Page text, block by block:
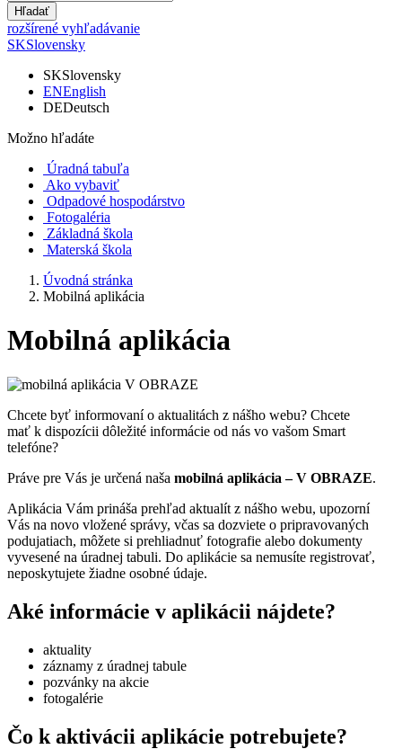
Hľadať
rozšírené vyhľadávanie
SKSlovensky
SKSlovensky
ENEnglish
DEDeutsch
Možno hľadáte
Úradná tabuľa
Ako vybaviť
Odpadové hospodárstvo
Fotogaléria
Základná škola
Materská škola
Úvodná stránka
Mobilná aplikácia
Mobilná aplikácia
Chcete byť informovaní o aktualitách z nášho webu? Chcete
mať k dispozícii dôležité informácie od nás vo vašom Smart
telefóne?
Práve pre Vás je určená naša mobilná aplikácia – V OBRAZE.
Aplikácia Vám prináša prehľad aktualít z nášho webu, upozorní
Vás na novo vložené správy, včas sa dozviete o pripravovaných
podujatiach, môžete si prehliadnuť fotografie alebo dokumenty
vyvesené na úradnej tabuli. Do aplikácie sa nemusíte registrovať,
neposkytujete žiadne osobné údaje.
Aké informácie v aplikácii nájdete?
aktuality
záznamy z úradnej tabule
pozvánky na akcie
fotogalérie
Čo k aktivácii aplikácie potrebujete?